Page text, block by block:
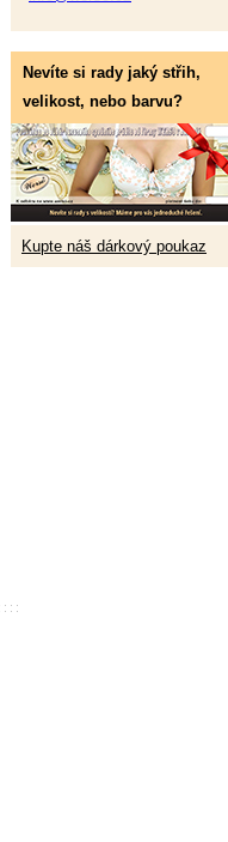
Nevíte si rady jaký střih,
velikost, nebo barvu?
Kupte náš dárkový poukaz